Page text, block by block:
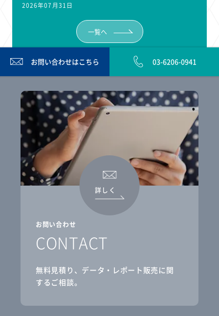
2026年07月31日
一覧へ
お問い合わせはこちら 03-6206-0941
お問い合わせ
CONTACT
無料見積り、データ・レポート販売に関
するご相談。
詳しく